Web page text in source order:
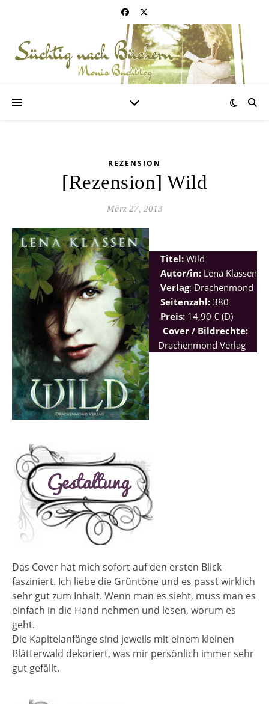
REZENSION
[Rezension] Wild
März 27, 2013
Titel: Wild
Autor/in: Lena Klassen
Verlag: Drachenmond
Seitenzahl: 380
Preis: 14,90 € (D)
Cover / Bildrechte:
Drachenmond Verlag
Das Cover hat mich sofort auf den ersten Blick
fasziniert. Ich liebe die Grüntöne und es passt wirklich
sehr gut zum Inhalt. Wenn man es sieht, muss man es
einfach in die Hand nehmen und lesen, worum es
geht.
Die Kapitelanfänge sind jeweils mit einem kleinen
Blätterwald dekoriert, was mir persönlich immer sehr
gut gefällt.